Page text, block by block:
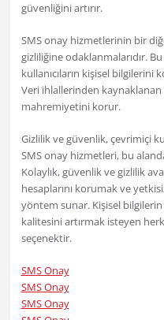
güvenliğini artırır.
SMS onay hizmetlerinin bir
gizliliğine odaklanmalarıdır.
kullanıcıların kişisel
Veri ihlallerinden kaynaklanan
mahremiyetini korur.
Gizlilik ve güvenlik, çevrimiçi
SMS onay hizmetleri, bu
Kolaylık, güvenlik ve gizlilik
hesaplarını korumak ve
yöntem sunar. Kişisel
kalitesini artırmak isteyen
seçenektir.
SMS Onay
SMS Onay
SMS Onay